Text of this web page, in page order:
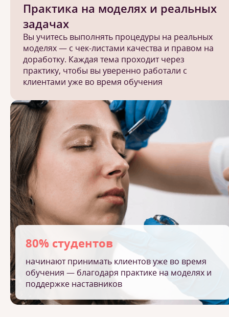
Практика на моделях и реальных
задачах
Вы учитесь выполнять процедуры на реальных
моделях — с чек-листами качества и правом на
доработку. Каждая тема проходит через
практику, чтобы вы уверенно работали с
клиентами уже во время обучения
80% студентов
начинают принимать клиентов уже во время
обучения — благодаря практике на моделях и
поддержке наставников